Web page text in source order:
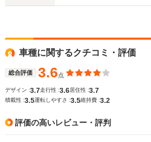
WLTCモード
燃費
車種に関するクチコミ・評価
総合評価 3.6点
デザイン :3.7走行性 :3.6居住性 :3.7
積載性 :3.5運転しやすさ :3.5維持費 :3.2
評価の高いレビュー・評判